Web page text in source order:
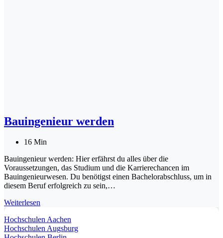
Bauingenieur werden
16 Min
Bauingenieur werden: Hier erfährst du alles über die
Voraussetzungen, das Studium und die Karrierechancen im
Bauingenieurwesen. Du benötigst einen Bachelorabschluss, um in
diesem Beruf erfolgreich zu sein,…
Weiterlesen
Hochschulen Aachen
Hochschulen Augsburg